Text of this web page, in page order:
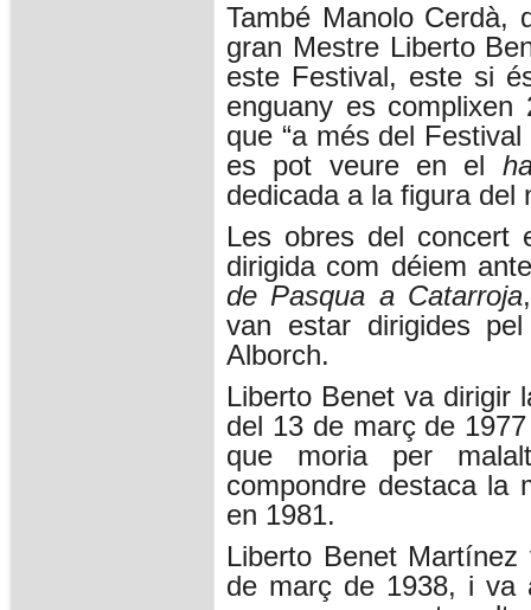
També Manolo Cerdà,
gran Mestre Liberto
este Festival, este si
enguany es
que “a més del
es pot veure en el
dedicada a la figura del
Les obres del concert
dirigida com déiem
de Pasqua a Catarroja
van estar dirigides
Alborch.
Liberto Benet va dirigir
del 13 de març de
que moria per
compondre destaca la
en 1981.
Liberto Benet
de març de 1938, i va